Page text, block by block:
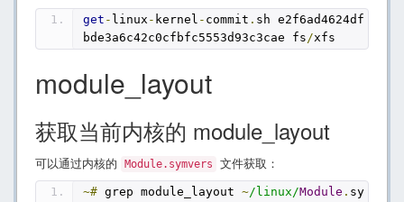
get - linux - kernel - commit . sh e2f6ad4624df
bde3a6c42c0cfbfc5553d93c3cae fs/xfs
module_layout
获取当前内核的 module_layout
可以通过内核的 Module.symvers 文件获取：
~# grep module_layout ~/linux/Module . sy